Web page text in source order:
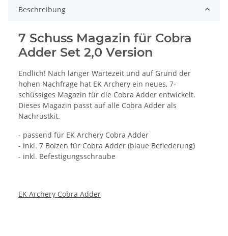
Beschreibung
7 Schuss Magazin für Cobra
Adder Set 2,0 Version
Endlich! Nach langer Wartezeit und auf Grund der
hohen Nachfrage hat EK Archery ein neues, 7-
schüssiges Magazin für die Cobra Adder entwickelt.
Dieses Magazin passt auf alle Cobra Adder als
Nachrüstkit.
- passend für EK Archery Cobra Adder
- inkl. 7 Bolzen für Cobra Adder (blaue Befiederung)
- inkl. Befestigungsschraube
EK Archery Cobra Adder